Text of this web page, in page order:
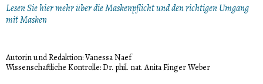
Lesen Sie hier mehr über die Maskenpflicht und den richtigen Umgang
mit Masken
Autorin und Redaktion: Vanessa Naef
Wissenschaftliche Kontrolle: Dr. phil. nat. Anita Finger Weber